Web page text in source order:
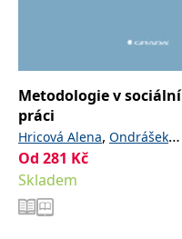
Metodologie v sociální
práci
Hricová Alena, Ondrášek
Stanislav ,Urban David
Od 281 Kč
Skladem